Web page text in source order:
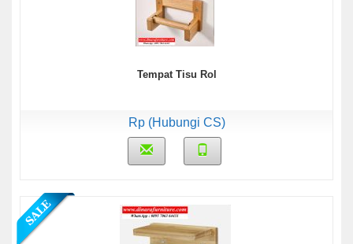
Tempat Tisu Rol
Rp (Hubungi CS)